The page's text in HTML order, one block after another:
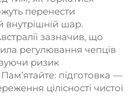
перенести
внутрішній шар.
зазначив, що
регулювання чепців
ризик
підготовка —
цілісності чистої